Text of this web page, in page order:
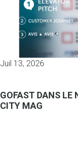
Juil 13, 2026
GOFAST DANS LE
CITY MAG